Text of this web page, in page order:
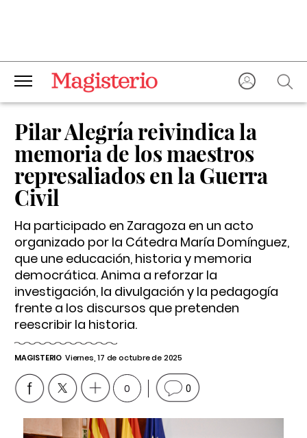
Pilar Alegría reivindica la
memoria de los maestros
represaliados en la Guerra
Civil
Ha participado en Zaragoza en un acto
organizado por la Cátedra María Domínguez,
que une educación, historia y memoria
democrática. Anima a reforzar la
investigación, la divulgación y la pedagogía
frente a los discursos que pretenden
reescribir la historia.
MAGISTERIO Viernes, 17 de octubre de 2025
0 0